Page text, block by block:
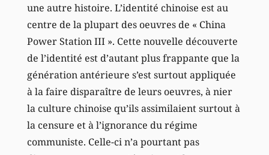
une autre histoire. L’identité chinoise est au
centre de la plupart des oeuvres de « China
Power Station III ». Cette nouvelle découverte
de l’identité est d’autant plus frappante que la
génération antérieure s’est surtout appliquée
à la faire disparaître de leurs oeuvres, à nier
la culture chinoise qu’ils assimilaient surtout à
la censure et à l’ignorance du régime
communiste. Celle-ci n’a pourtant pas